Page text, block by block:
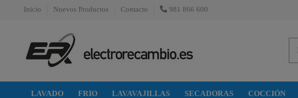
Inicio Nuevos Productos Contacto 981 866 600
LAVADO FRIO LAVAVAJILLAS SECADORAS COCCIÓN